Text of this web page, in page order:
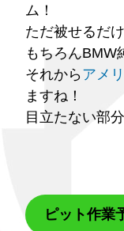
ム！
ただ被せるだ
もちろんBMW
それから アメ
ますね！
目立たない部
ピット作業